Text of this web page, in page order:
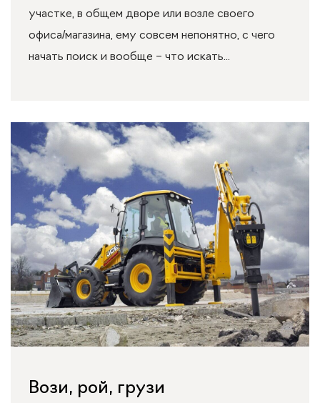
участке, в общем дворе или возле своего
офиса/магазина, ему совсем непонятно, с чего
начать поиск и вообще – что искать...
Вози, рой, грузи